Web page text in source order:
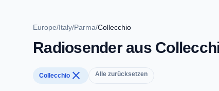
Europe/Italy/Parma/Collecchio
Radiosender aus
Collecchio close Alle zurücksetzen